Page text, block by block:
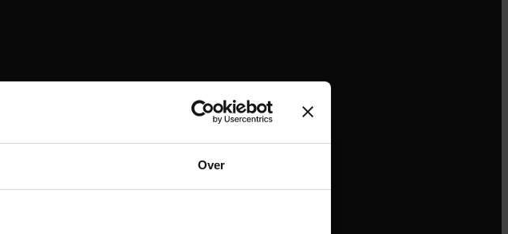
Over